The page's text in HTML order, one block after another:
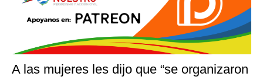
A las mujeres les dijo que “se organizaron